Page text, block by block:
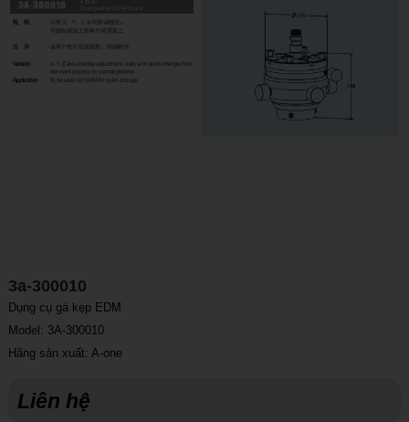
3a-300010
Dụng cụ gá kẹp EDM
Model: 3A-300010
Hãng sản xuất: A-one
Liên hệ